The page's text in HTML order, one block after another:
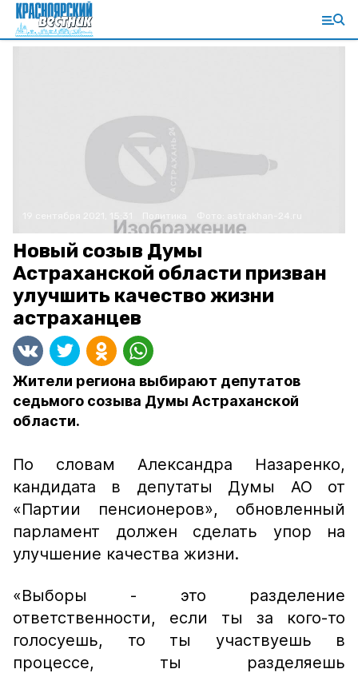
Новый созыв Думы
Астраханской области призван
улучшить качество жизни
Жители региона выбирают депутатов
седьмого созыва Думы Астраханской
области.
По словам Александра Назаренко,
кандидата в депутаты Думы АО от
«Партии пенсионеров», обновленный
парламент должен сделать упор на
улучшение качества жизни.
«Выборы - это разделение
ответственности, если ты за кого-то
голосуешь, то ты участвуешь в
процессе, ты разделяешь